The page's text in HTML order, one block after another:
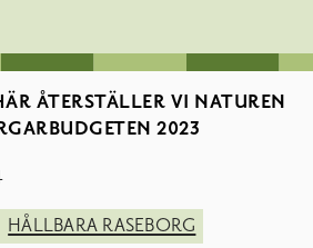
ÅTERSTÄLLER VI NATUREN
2023
HÅLLBARA RASEBORG